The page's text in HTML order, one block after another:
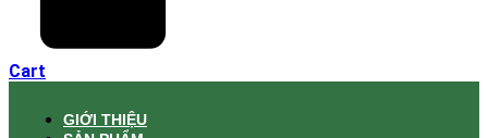
Cart
GIỚI THIỆU